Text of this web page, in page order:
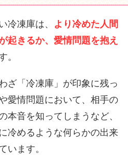
冷凍庫は、 より冷めた人間
起きるか、愛情問題を抱え
。
ざ「冷凍庫」が印象に残っ
愛情問題において、相手の
本音を知ってしまうなど、
冷めるような何らかの出来
います。